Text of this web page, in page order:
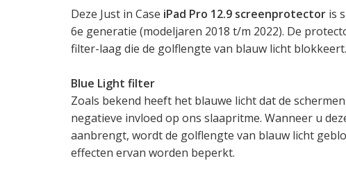
Deze Just in Case iPad Pro 12.9 screenprotector is
6e generatie (modeljaren 2018 t/m 2022). De
filter-laag die de golflengte van blauw licht blokkeert.
Blue Light filter
Zoals bekend heeft het blauwe licht dat de
negatieve invloed op ons slaapritme. Wanneer u
aanbrengt, wordt de golflengte van blauw licht
effecten ervan worden beperkt.